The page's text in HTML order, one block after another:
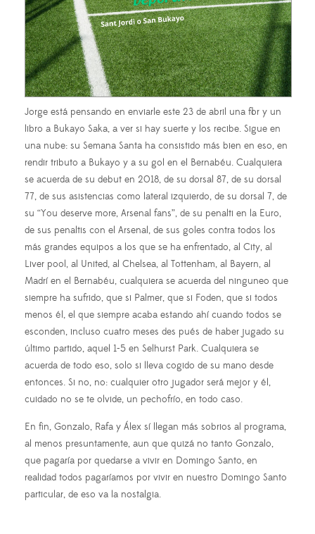
Jorge está pensando en enviarle este 23 de abril una flor y un
libro a Bukayo Saka, a ver si hay suerte y los recibe. Sigue en
una nube: su Semana Santa ha consistido más bien en eso, en
rendir tributo a Bukayo y a su gol en el Bernabéu. Cualquiera
se acuerda de su debut en 2018, de su dorsal 87, de su dorsal
77, de sus asistencias como lateral izquierdo, de su dorsal 7, de
su “You deserve more, Arsenal fans”, de su penalti en la Euro,
de sus penaltis con el Arsenal, de sus goles contra todos los
más grandes equipos a los que se ha enfrentado, al City, al
Liver pool, al United, al Chelsea, al Tottenham, al Bayern, al
Madrí en el Bernabéu, cualquiera se acuerda del ninguneo que
siempre ha sufrido, que si Palmer, que si Foden, que si todos
menos él, el que siempre acaba estando ahí cuando todos se
esconden, incluso cuatro meses des pués de haber jugado su
último partido, aquel 1-5 en Selhurst Park. Cualquiera se
acuerda de todo eso, solo si lleva cogido de su mano desde
entonces. Si no, no: cualquier otro jugador será mejor y él,
cuidado no se te olvide, un pechofrío, en todo caso.
En fin, Gonzalo, Rafa y Álex sí llegan más sobrios al programa,
al menos presuntamente, aun que quizá no tanto Gonzalo,
que pagaría por quedarse a vivir en Domingo Santo, en
realidad todos pagaríamos por vivir en nuestro Domingo Santo
particular, de eso va la nostalgia.